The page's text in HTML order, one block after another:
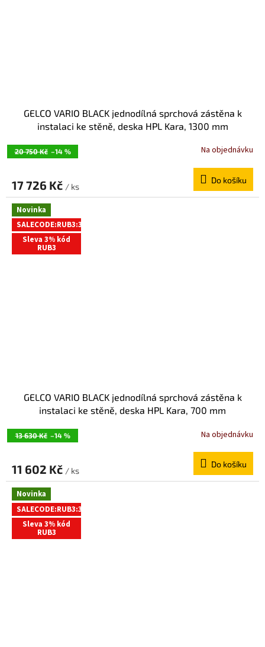
20 750 Kč –14 %
GELCO VARIO BLACK jednodílná sprchová zástěna k
instalaci ke stěně, deska HPL Kara, 1300 mm
Na objednávku
17 726 Kč / ks
Do košíku
Novinka
SALECODE:RUB3:3:%
Sleva 3% kód
RUB3
13 630 Kč –14 %
GELCO VARIO BLACK jednodílná sprchová zástěna k
instalaci ke stěně, deska HPL Kara, 700 mm
Na objednávku
11 602 Kč / ks
Do košíku
Novinka
SALECODE:RUB3:3:%
Sleva 3% kód
RUB3